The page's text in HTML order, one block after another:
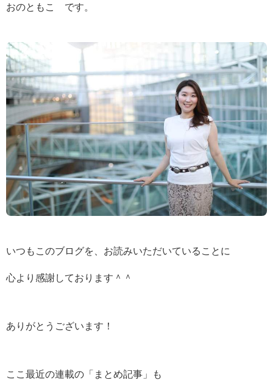
おのともこ です。
いつもこのブログを、お読みいただいていることに
心より感謝しております＾＾
ありがとうございます！
ここ最近の連載の「まとめ記事」も